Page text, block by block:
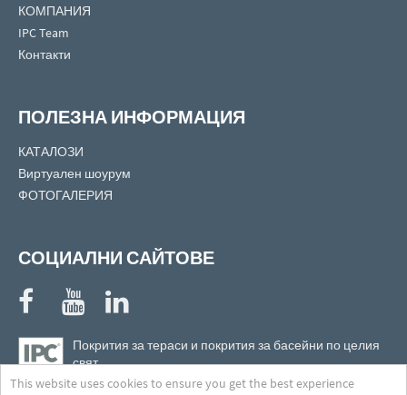
КОМПАНИЯ
IPC Team
Контакти
ПОЛЕЗНА ИНФОРМАЦИЯ
КАТАЛОЗИ
Виртуален шоурум
ФОТОГАЛЕРИЯ
СОЦИАЛНИ САЙТОВЕ
Покрития за тераси и покрития за басейни по целия
свят
Намерете най-близкият до Вас представител!
This website uses cookies to ensure you get the best experience